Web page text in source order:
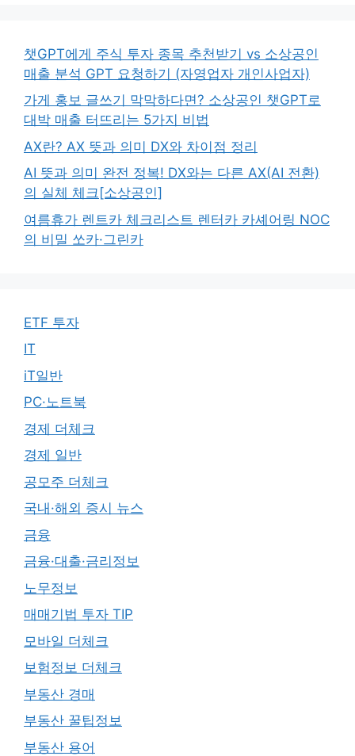
챗GPT에게 주식 투자 종목 추천받기 vs 소상공인
매출 분석 GPT 요청하기 (자영업자 개인사업자)
가게 홍보 글쓰기 막막하다면? 소상공인 챗GPT로
대박 매출 터뜨리는 5가지 비법
AX란? AX 뜻과 의미 DX와 차이점 정리
AI 뜻과 의미 완전 정복! DX와는 다른 AX(AI 전환)
의 실체 체크[소상공인]
여름휴가 렌트카 체크리스트 렌터카 카셰어링 NOC
의 비밀 쏘카·그린카
ETF 투자
IT
iT일반
PC·노트북
경제 더체크
경제 일반
공모주 더체크
국내·해외 증시 뉴스
금융
금융·대출·금리정보
노무정보
매매기법 투자 TIP
모바일 더체크
보험정보 더체크
부동산 경매
부동산 꿀팁정보
부동산 용어